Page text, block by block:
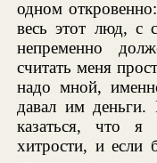
одном
весь этот люд, с
непременно
считать меня
надо мной,
давал им
казаться, что
хитрости, и если